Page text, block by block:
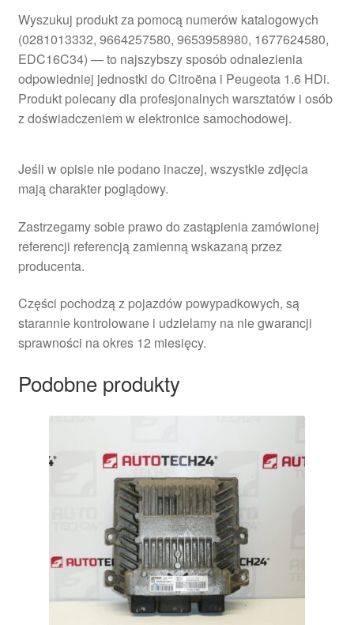
Wyszukuj produkt za pomocą numerów katalogowych
(0281013332, 9664257580, 9653958980, 1677624580,
EDC16C34) — to najszybszy sposób odnalezienia
odpowiedniej jednostki do Citroëna i Peugeota 1.6 HDi.
Produkt polecany dla profesjonalnych warsztatów i osób
z doświadczeniem w elektronice samochodowej.
Jeśli w opisie nie podano inaczej, wszystkie zdjęcia
mają charakter poglądowy.
Zastrzegamy sobie prawo do zastąpienia zamówionej
referencji referencją zamienną wskazaną przez
producenta.
Części pochodzą z pojazdów powypadkowych, są
starannie kontrolowane i udzielamy na nie gwarancji
sprawności na okres 12 miesięcy.
Podobne produkty